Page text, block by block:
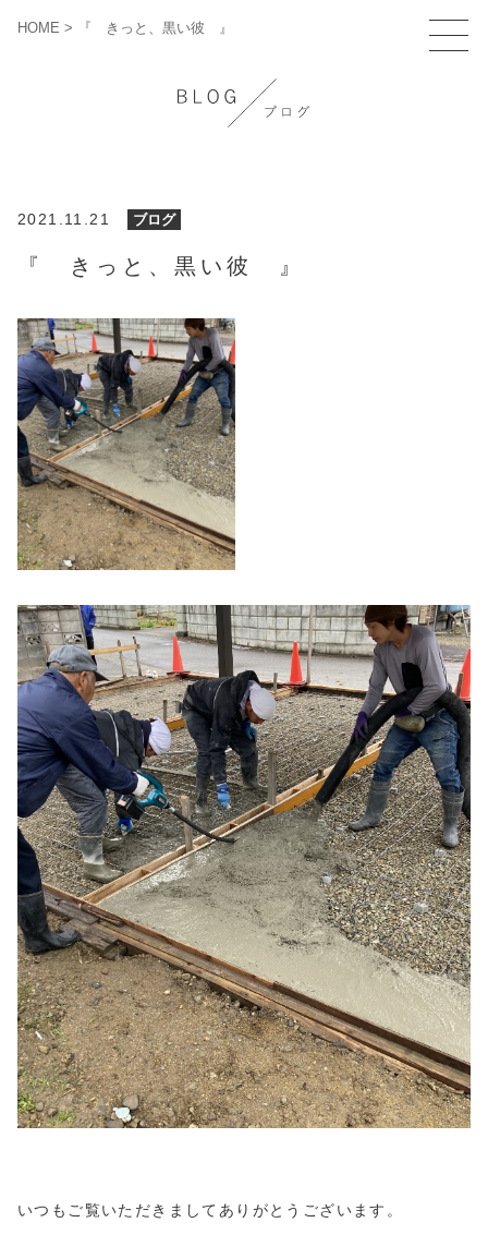
HOME > 『 きっと、黒い彼 』
2021.11.21 ブログ
『 きっと、黒い彼 』
いつもご覧いただきましてありがとうございます。